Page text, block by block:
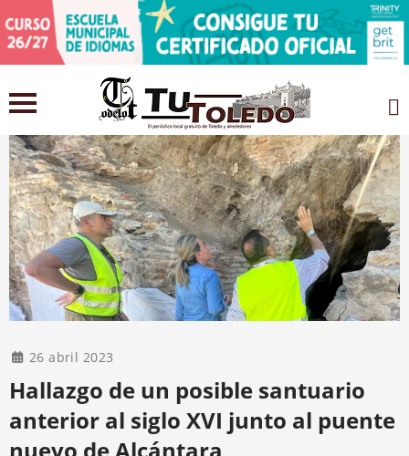
26 abril 2023
Hallazgo de un posible santuario
anterior al siglo XVI junto al puente
nuevo de Alcántara